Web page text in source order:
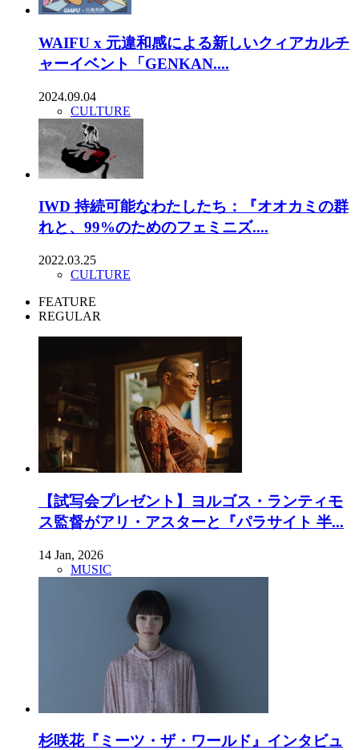
WAIFU x 元違和感による新しいクィアカルチ
ャーイベント「GENKAN....
2024.09.04
CULTURE
IWD 持続可能なわたしたち：『オオカミの群
れと、99%のためのフェミニズ....
2022.03.25
CULTURE
FEATURE
REGULAR
【試写会プレゼント】ヨルゴス・ランティモ
ス監督がアリ・アスターと『パラサイト 半...
14 Jan, 2026
MUSIC
杉咲花『ミーツ・ザ・ワールド』インタビュ